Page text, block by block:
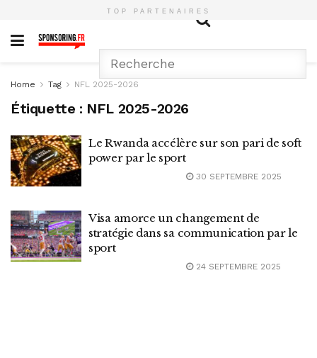
TOP PARTENAIRES
Home Tag NFL 2025-2026
Étiquette : NFL 2025-2026
Le Rwanda accélère sur son pari de soft
power par le sport
30 SEPTEMBRE 2025
Visa amorce un changement de
stratégie dans sa communication par le
sport
24 SEPTEMBRE 2025